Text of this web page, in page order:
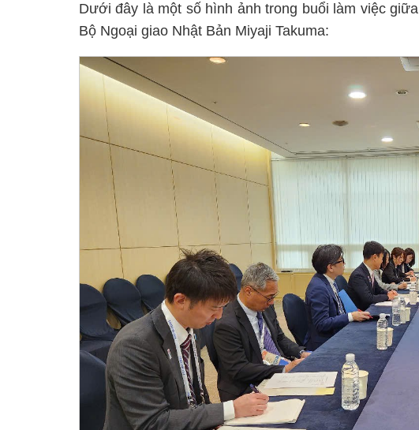
Dưới đây là một số hình ảnh trong buổi làm việc giữa
Bộ Ngoại giao Nhật Bản Miyaji Takuma: